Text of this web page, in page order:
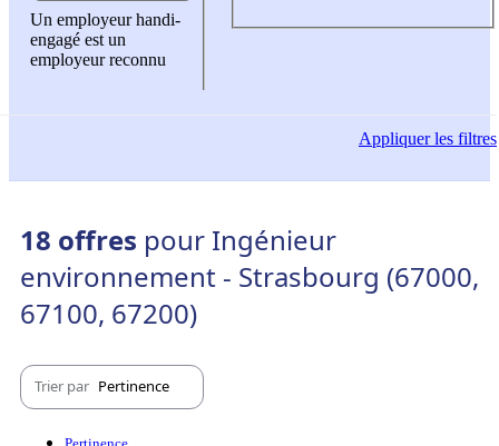
Un employeur handi-
engagé est un
employeur reconnu
Appliquerles filtres
18 offres pour Ingénieur
environnement - Strasbourg (67000,
67100, 67200)
Trier par Pertinence